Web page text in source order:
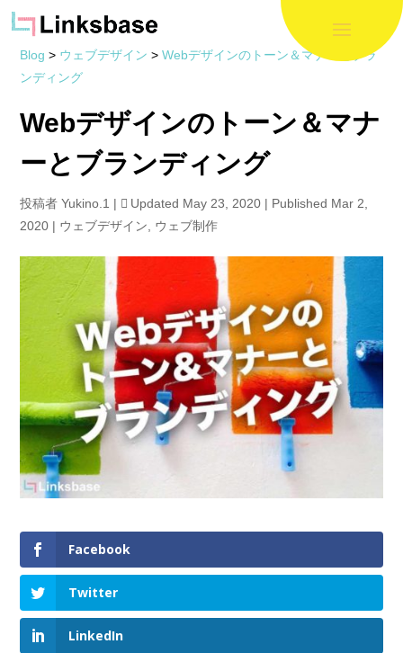
Blog > ウェブデザイン >Webデザインのトーン＆マナーとブラ
ンディング
Webデザインのトーン＆マナ
ーとブランディング
投稿者Yukino.1 |
Updated May 23, 2020 | Published Mar 2,
2020 | ウェブデザイン ウェブ制作
Facebook
Twitter
LinkedIn